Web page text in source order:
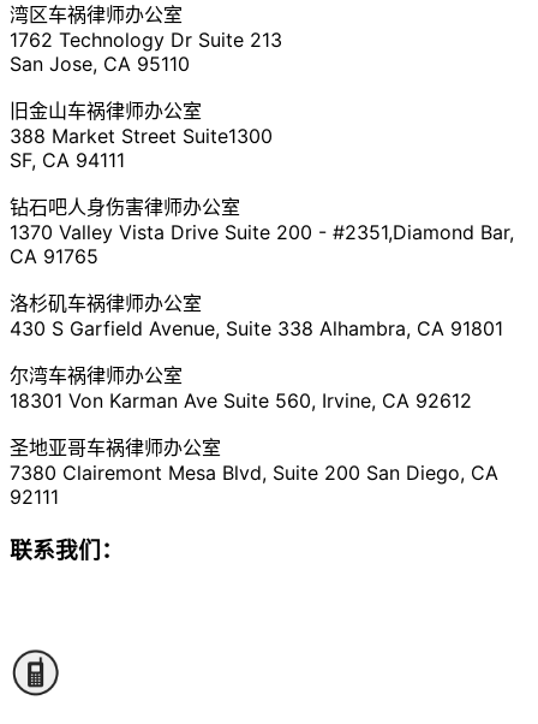
湾区车祸律师办公室
1762 Technology Dr Suite 213
San Jose, CA 95110
旧金山车祸律师办公室
388 Market Street Suite1300
SF, CA 94111
钻石吧人身伤害律师办公室
1370 Valley Vista Drive Suite 200 - #2351,Diamond Bar,
CA 91765
洛杉矶车祸律师办公室
430 S Garfield Avenue, Suite 338 Alhambra, CA 91801
尔湾车祸律师办公室
18301 Von Karman Ave Suite 560, Irvine, CA 92612
圣地亚哥车祸律师办公室
7380 Clairemont Mesa Blvd, Suite 200 San Diego, CA
92111
联系我们：